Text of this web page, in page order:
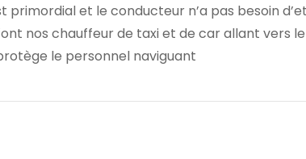
et le conducteur n’a pas besoin
nos chauffeur de taxi et de car allant vers le
le personnel naviguant